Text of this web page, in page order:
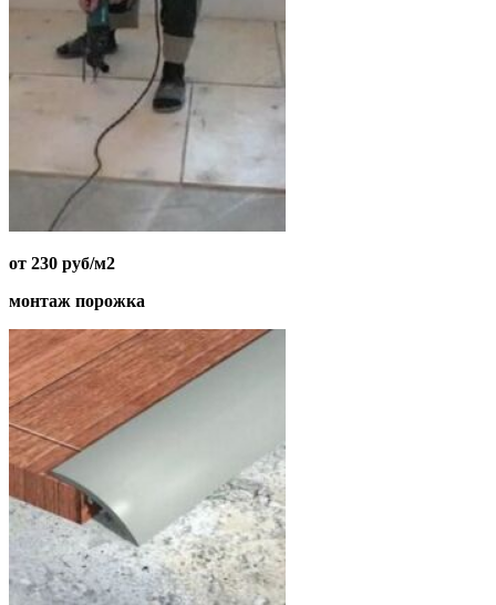
от 230 руб/м2
монтаж порожка